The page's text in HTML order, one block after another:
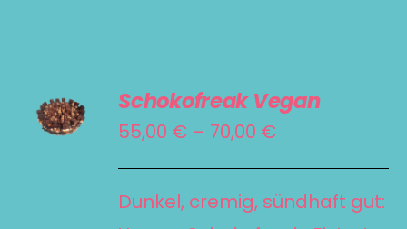
WÄHLEN
DIESES
/
Schokofreak Vegan
55,00 € – 70,00 €
55,00 €
bis
Dunkel, cremig, sündhaft gut: